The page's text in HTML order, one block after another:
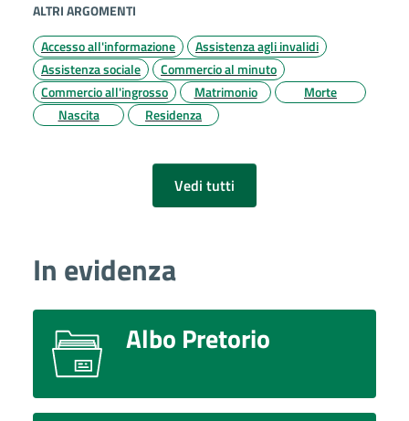
ALTRI ARGOMENTI
Accesso all'informazione
Assistenza agli invalidi
Assistenza sociale
Commercio al minuto
Commercio all'ingrosso
Matrimonio
Morte
Nascita
Residenza
Vedi tutti
In evidenza
Albo Pretorio